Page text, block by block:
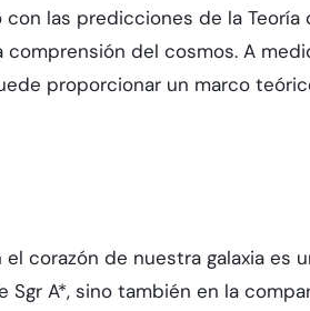
las predicciones de la
del cosmos. A
proporcionar un marco
corazón de nuestra galaxia
A*, sino también en la